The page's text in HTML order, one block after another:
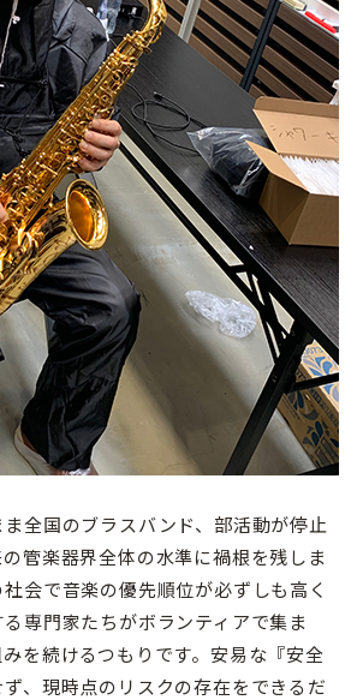
全国のブラスバンド、部活動が停止
管楽器界全体の水準に禍根を残しま
会で音楽の優先順位が必ずしも高く
専門家たちがボランティアで集ま
を続けるつもりです。安易な『安全
、現時点のリスクの存在をできるだ